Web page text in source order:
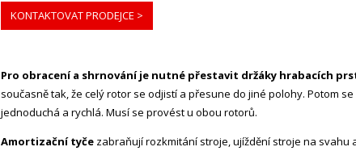
KONTAKTOVAT PRODEJCE >
Pro obracení a shrnování je nutné přestavit držáky hrabacích
současně tak, že celý rotor se odjistí a přesune do jiné polohy. Potom
jednoduchá a rychlá. Musí se provést u obou rotorů.
Amortizační tyčezabraňují rozkmitání stroje, ujíždění stroje na svahu